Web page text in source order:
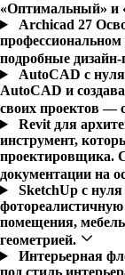
«Оптимальный» и
Archicad 27
подробные
AutoCAD с
AutoCAD и
своих проектов —
Revit для
инструмент,
проектировщика.
документации на
SketchUp c
фотореалистичную
помещения,
геометрией.
Интерьерная
под стиль